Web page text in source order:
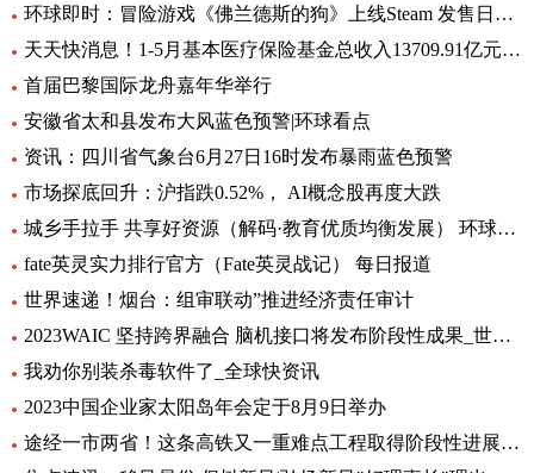
环球即时：冒险游戏《佛兰德斯的狗》上线Steam 发售日期待定
天天快消息！1-5月基本医疗保险基金总收入13709.91亿元，同比增长8.2%
首届巴黎国际龙舟嘉年华举行
安徽省太和县发布大风蓝色预警|环球看点
资讯：四川省气象台6月27日16时发布暴雨蓝色预警
市场探底回升：沪指跌0.52%， AI概念股再度大跌
城乡手拉手 共享好资源（解码·教育优质均衡发展） 环球通讯
fate英灵实力排行官方（Fate英灵战记） 每日报道
世界速递！烟台：组审联动”推进经济责任审计
2023WAIC 坚持跨界融合 脑机接口将发布阶段性成果_世界热讯
我劝你别装杀毒软件了_全球快资讯
2023中国企业家太阳岛年会定于8月9日举办
途经一市两省！这条高铁又一重难点工程取得阶段性进展_前沿热点